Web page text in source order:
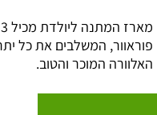
פוראוור, המשלבים את כל
האלוורה המוכר והטוב.